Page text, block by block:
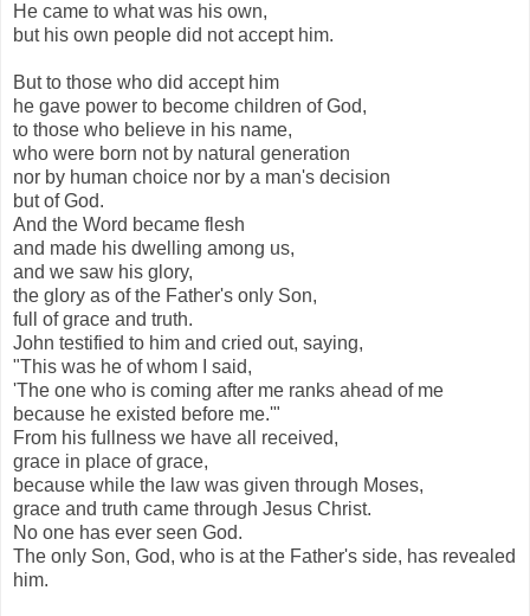
He came to what was his own,
but his own people did not accept him.
But to those who did accept him
he gave power to become children of God,
to those who believe in his name,
who were born not by natural generation
nor by human choice nor by a man's decision
but of God.
And the Word became flesh
and made his dwelling among us,
and we saw his glory,
the glory as of the Father's only Son,
full of grace and truth.
John testified to him and cried out, saying,
"This was he of whom I said,
'The one who is coming after me ranks ahead of me
because he existed before me.'"
From his fullness we have all received,
grace in place of grace,
because while the law was given through Moses,
grace and truth came through Jesus Christ.
No one has ever seen God.
The only Son, God, who is at the Father's side, has revealed
him.